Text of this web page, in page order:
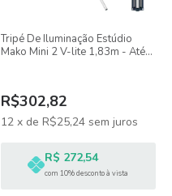
Tripé De Iluminação Estúdio
Mako Mini 2 V-lite 1,83m - Até
R$302,82
12 x de R$25,24 sem juros
R$ 272,54
com 10% desconto à vista